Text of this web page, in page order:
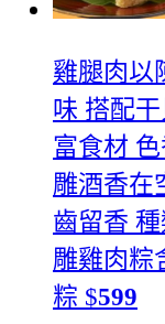
雞腿肉以
味 搭配
富食材
雕酒香在
齒留香
雕雞肉粽
粽 $599